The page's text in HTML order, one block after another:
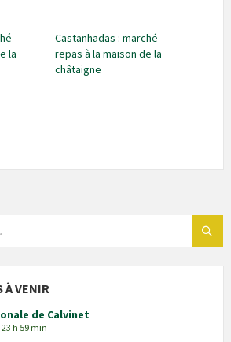
la
Castanhadas : marché-
repas à la maison de la
châtaigne
À VENIR
de Calvinet
h 59 min